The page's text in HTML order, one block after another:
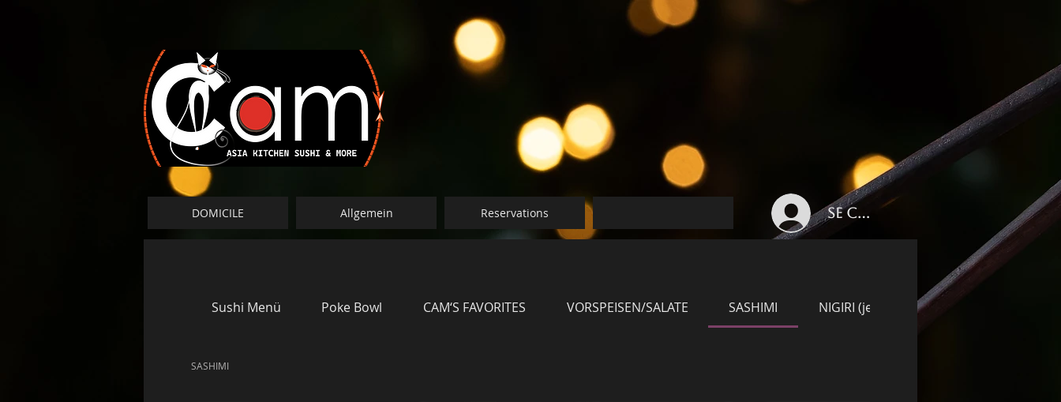
DOMICILE Allgemein Reservations Se connecter
Sushi Menü Poke Bowl CAM‘S FAVORITES VORSPEISEN/SALATE SASHIMI NIGIRI (je 2 STÜCK)
SASHIMI